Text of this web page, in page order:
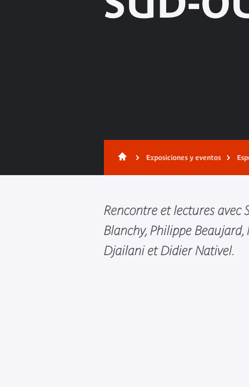
Exposiciones y eventos
Rencontre et lectures avec
Blanchy, Philippe Beaujard,
Djailani et Didier Nativel.